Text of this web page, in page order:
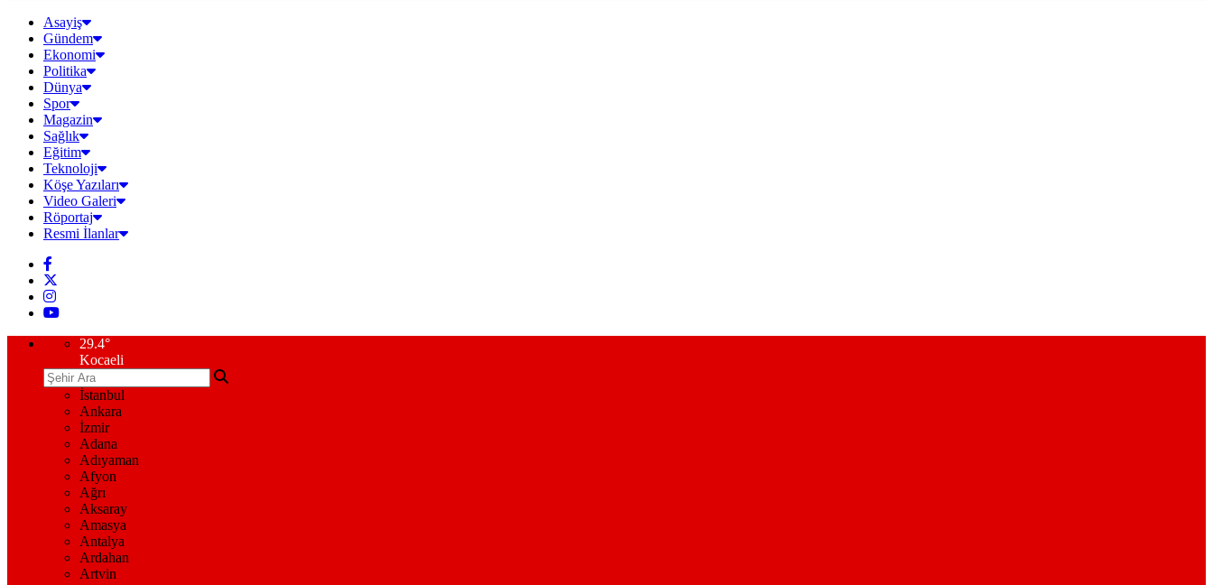
Asayiş
Gündem
Ekonomi
Politika
Dünya
Spor
Magazin
Sağlık
Eğitim
Teknoloji
Köşe Yazıları
Video Galeri
Röportaj
Resmi İlanlar
29.4°
Kocaeli
İstanbul
Ankara
İzmir
Adana
Adıyaman
Afyon
Ağrı
Aksaray
Amasya
Antalya
Ardahan
Artvin